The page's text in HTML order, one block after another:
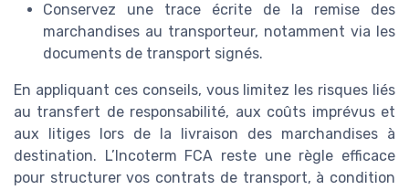
Conservez une trace écrite de la remise des
marchandises au transporteur, notamment via les
documents de transport signés.
En appliquant ces conseils, vous limitez les risques liés
au transfert de responsabilité, aux coûts imprévus et
aux litiges lors de la livraison des marchandises à
destination. L’Incoterm FCA reste une règle efficace
pour structurer vos contrats de transport, à condition